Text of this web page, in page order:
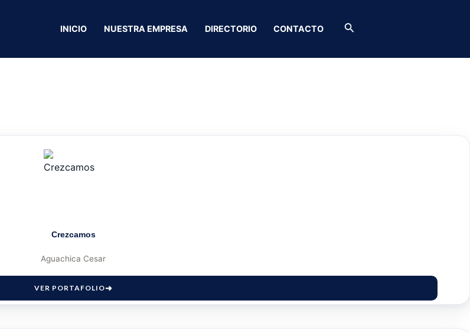
INICIO NUESTRA EMPRESA DIRECTORIO CONTACTO Buscar
Electroestufas
Crezcamos
Aguachica Cesar
VER PORTAFOLIO